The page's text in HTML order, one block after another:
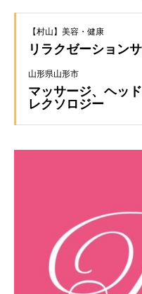
【村山】美容・健康
リラクゼーション
山形県山形市
マッサージ、ヘッ
レクソロジー